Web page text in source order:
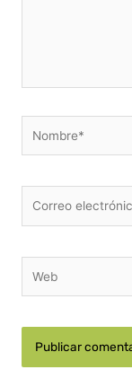
electrónico*